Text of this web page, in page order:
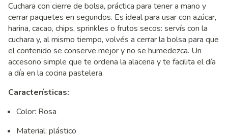
Cuchara con cierre de bolsa, práctica para tener a mano y
cerrar paquetes en segundos. Es ideal para usar con azúcar,
harina, cacao, chips, sprinkles o frutos secos: servís con la
cuchara y, al mismo tiempo, volvés a cerrar la bolsa para que
el contenido se conserve mejor y no se humedezca. Un
accesorio simple que te ordena la alacena y te facilita el día
a día en la cocina pastelera.
Características:
Color: Rosa
Material: plástico